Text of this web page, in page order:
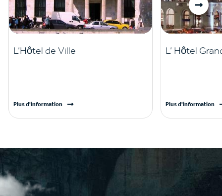
L’Hôtel de Ville
Plus d'information
L’ Hôtel
Plus d'information